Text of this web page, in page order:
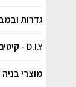
גדרות
D.I.Y - קיטים מוכנים להרכבה
מוצרי